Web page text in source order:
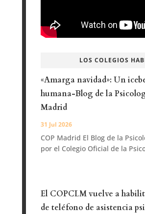
LOS COLEGIOS
«Amarga navidad»: Un
humana-Blog de la
Madrid
31 Jul 2026
COP Madrid El Blog de la
por el Colegio Oficial de la
El COPCLM vuelve a
de teléfono de asistencia